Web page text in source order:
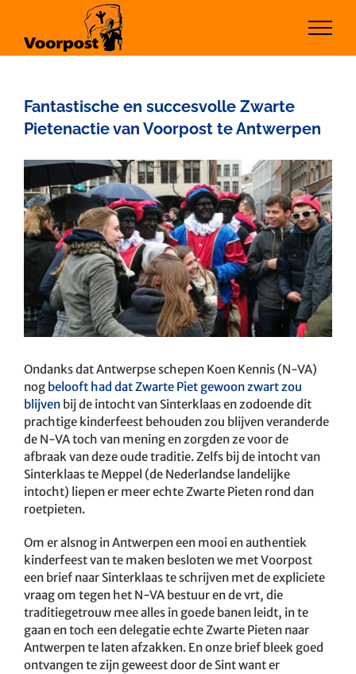
inhoud
Fantastische en succesvolle Zwarte
Pietenactie van Voorpost te Antwerpen
Bekijk
grotere
afbeelding
Ondanks dat Antwerpse schepen Koen Kennis (N-VA)
nog belooft had dat Zwarte Piet gewoon zwart zou
blijven bij de intocht van Sinterklaas en zodoende dit
prachtige kinderfeest behouden zou blijven veranderde
de N-VA toch van mening en zorgden ze voor de
afbraak van deze oude traditie. Zelfs bij de intocht van
Sinterklaas te Meppel (de Nederlandse landelijke
intocht) liepen er meer echte Zwarte Pieten rond dan
roetpieten.
Om er alsnog in Antwerpen een mooi en authentiek
kinderfeest van te maken besloten we met Voorpost
een brief naar Sinterklaas te schrijven met de expliciete
vraag om tegen het N-VA bestuur en de vrt, die
traditiegetrouw mee alles in goede banen leidt, in te
gaan en toch een delegatie echte Zwarte Pieten naar
Antwerpen te laten afzakken. En onze brief bleek goed
ontvangen te zijn geweest door de Sint want er